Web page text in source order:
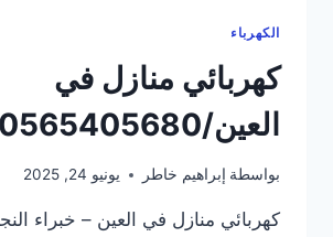
الكهرباء
كهربائي منازل في
العين/0565405680
بواسطة إبراهيم خاطر يونيو 24, 2025
كهربائي منازل في العين – خبراء